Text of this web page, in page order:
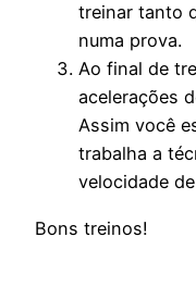
treinar tanto
numa prova.
Ao final de
acelerações
Assim você
trabalha a
velocidade
Bons treinos!